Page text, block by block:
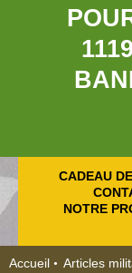
CADEAU
NOTRE
Accueil Articles